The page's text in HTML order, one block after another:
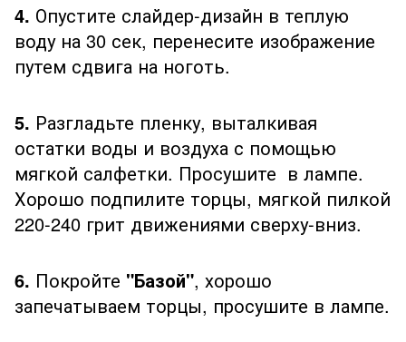
4. Опустите слайдер-дизайн в теплую
воду на 30 сек, перенесите изображение
путем сдвига на ноготь.
5. Разгладьте пленку, выталкивая
остатки воды и воздуха с помощью
мягкой салфетки. Просушите в лампе.
Хорошо подпилите торцы, мягкой пилкой
220-240 грит движениями сверху-вниз.
6. Покройте "Базой", хорошо
запечатываем торцы, просушите в лампе.